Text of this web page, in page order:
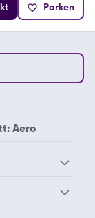
Parken
Aero